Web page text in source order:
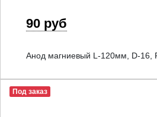
90 руб
Анод магниевый L-120мм, D-16,
Под заказ